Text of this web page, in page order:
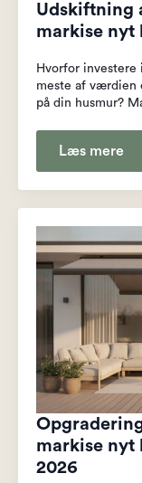
Udskiftning
markise nyt
Hvorfor
meste af værdien
på din husmur?
Læs mere
markise nyt
2026